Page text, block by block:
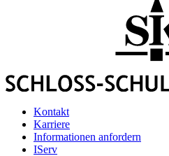
Kontakt
Karriere
Informationen anfordern
IServ